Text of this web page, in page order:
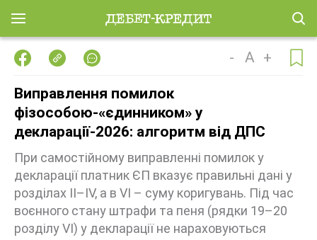
- A +
Виправлення помилок
фізособою-«єдинником» у
декларації-2026: алгоритм від ДПС
При самостійному виправленні помилок у
декларації платник ЄП вказує правильні дані у
розділах ІІ–ІV, а в VІ – суму коригувань. Під час
воєнного стану штрафи та пеня (рядки 19–20
розділу VІ) у декларації не нараховуються